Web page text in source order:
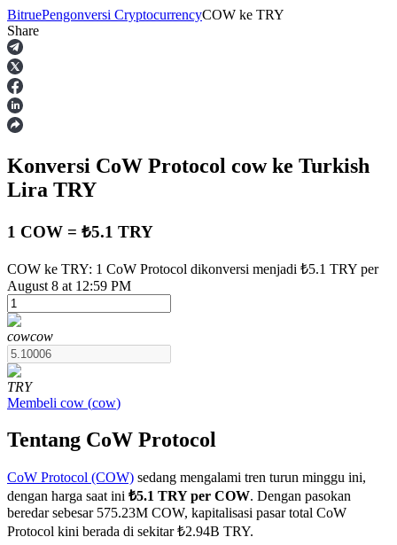
Berjangka
USDT Berjangka
Kontrak berjangka menggunakan USDT sebagai jaminannya
COIN-M Berjangka
Mata Uang Kripto Berjangka
BitruePengonversi CryptocurrencyCOW ke TRY
Share
Konversi CoW Protocol cowke Turkish
Lira TRY
1 COW = ₺5.1 TRY
COW ke TRY: 1 CoW Protocol dikonversi menjadi ₺5.1 TRY per
August 8 at 12:59 PM
cowcow
TRY
Membeli cow (cow)
Tentang CoW Protocol
CoW Protocol (COW) sedang mengalami tren turun minggu ini,
dengan harga saat ini ₺5.1 TRY per COW. Dengan pasokan
beredar sebesar 575.23M COW, kapitalisasi pasar total CoW
Protocol kini berada di sekitar ₺2.94B TRY.